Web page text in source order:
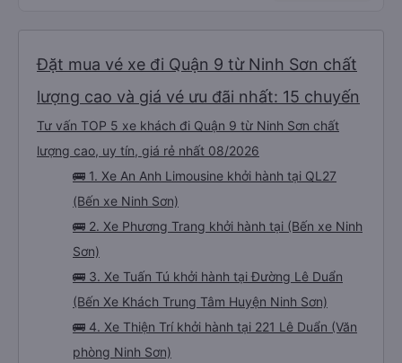
Đặt mua vé xe đi Quận 9 từ Ninh Sơn chất
lượng cao và giá vé ưu đãi nhất: 15 chuyến
Tư vấn TOP 5 xe khách đi Quận 9 từ Ninh Sơn chất
lượng cao, uy tín, giá rẻ nhất 08/2026
🚌 1. Xe An Anh Limousine khởi hành tại QL27
(Bến xe Ninh Sơn)
🚌 2. Xe Phương Trang khởi hành tại (Bến xe Ninh
Sơn)
🚌 3. Xe Tuấn Tú khởi hành tại Đường Lê Duẩn
(Bến Xe Khách Trung Tâm Huyện Ninh Sơn)
🚌 4. Xe Thiện Trí khởi hành tại 221 Lê Duẩn (Văn
phòng Ninh Sơn)